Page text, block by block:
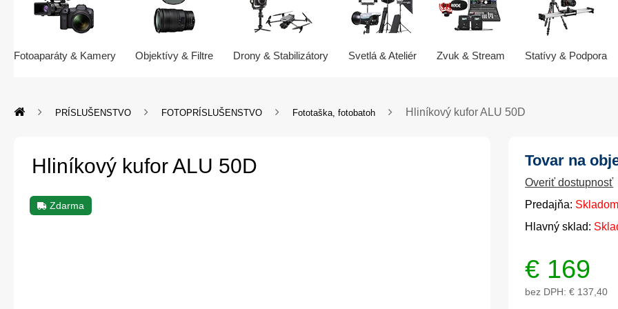
Fotoaparáty & Kamery Objektívy & Filtre Drony & Stabilizátory Svetlá & Ateliér Zvuk & Stream Statívy & Podpora
PRÍSLUŠENSTVO FOTOPRÍSLUŠENSTVO Fototaška, fotobatoh Hliníkový kufor ALU 50D
Hliníkový kufor ALU 50D
Zdarma
Tovar na
Overiť dostupnosť
Predajňa:
Hlavný sklad:
€ 169
bez DPH: € 137,40